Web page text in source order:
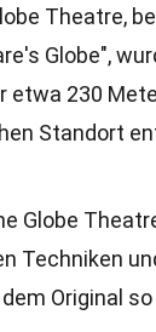
Theatre,
Globe",
etwa 230
Standort
Globe
Techniken
Original